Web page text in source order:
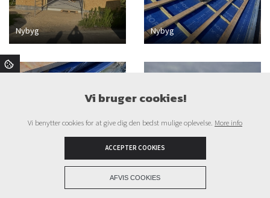
Nybyg Nybyg
Nybyg
Vi bruger cookies!
Vi benytter cookies for at give dig den bedst mulige oplevelse. More info
ACCEPTER COOKIES
AFVIS COOKIES